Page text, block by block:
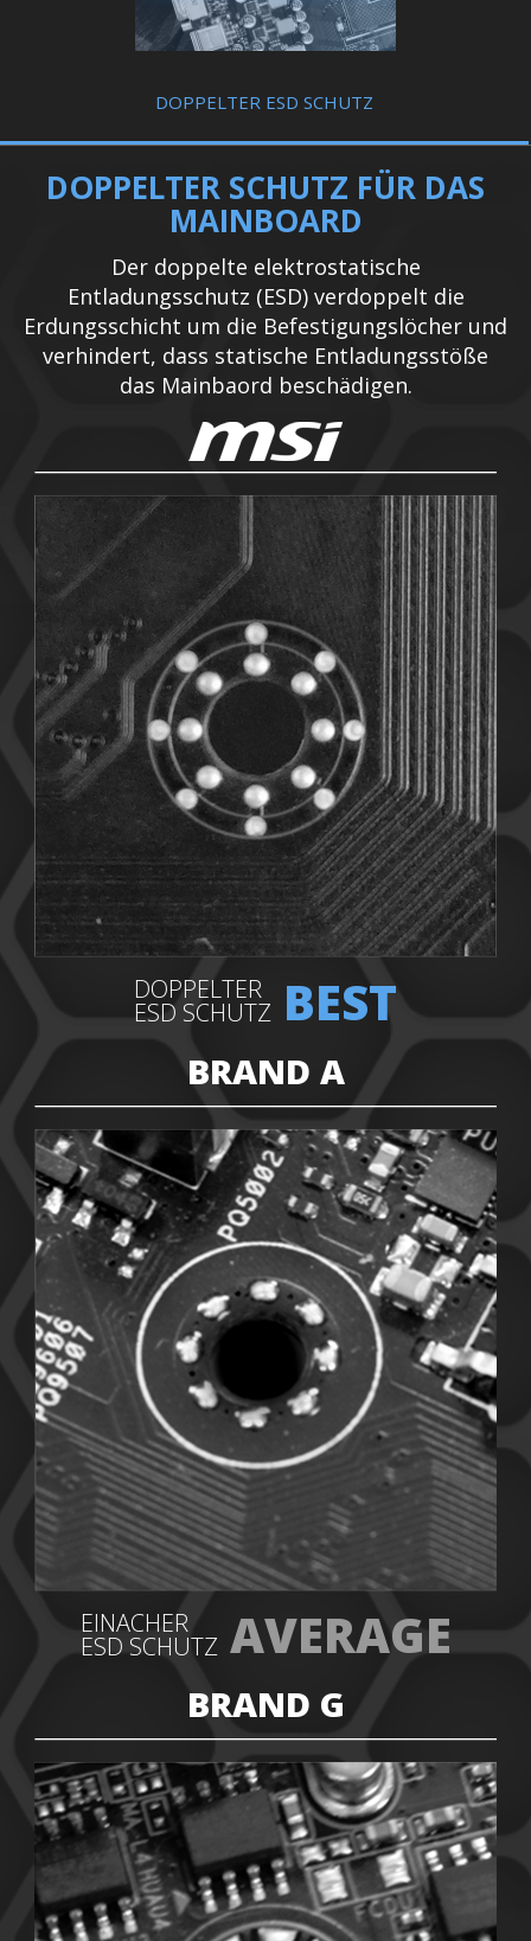
DOPPELTER ESD SCHUTZ
DOPPELTER SCHUTZ FÜR DAS
MAINBOARD
Der doppelte elektrostatische
Entladungsschutz (ESD) verdoppelt die
Erdungsschicht um die Befestigungslöcher und
verhindert, dass statische Entladungsstöße
das Mainbaord beschädigen.
DOPPELTER
ESD SCHUTZ BEST
BRAND A
EINACHER
ESD SCHUTZ AVERAGE
BRAND G